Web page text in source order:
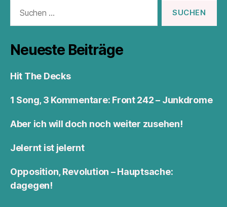
nach:
Neueste Beiträge
Hit The Decks
1 Song, 3 Kommentare: Front 242 – Junkdrome
Aber ich will doch noch weiter zusehen!
Jelernt ist jelernt
Opposition, Revolution – Hauptsache:
dagegen!